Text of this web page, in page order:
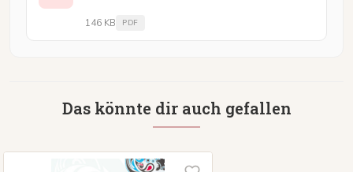
146 KB PDF
Das könnte dir auch gefallen